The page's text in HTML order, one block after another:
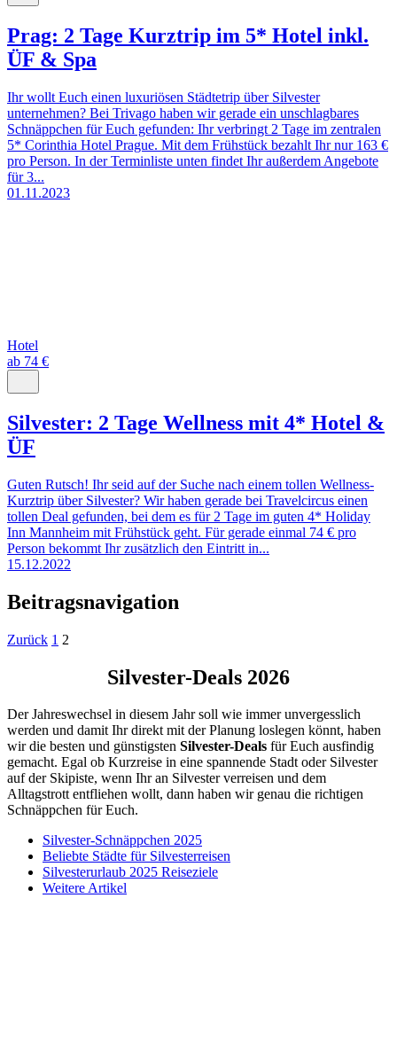
Prag: 2 Tage Kurztrip im 5* Hotel inkl.
ÜF & Spa
Ihr wollt Euch einen luxuriösen Städtetrip über Silvester
unternehmen? Bei Trivago haben wir gerade ein unschlagbares
Schnäppchen für Euch gefunden: Ihr verbringt 2 Tage im zentralen
5* Corinthia Hotel Prague. Mit dem Frühstück bezahlt Ihr nur 163 €
pro Person. In der Terminliste unten findet Ihr außerdem Angebote
für 3...
01.11.2023
Hotel
ab 74 €
Silvester: 2 Tage Wellness mit 4* Hotel &
ÜF
Guten Rutsch! Ihr seid auf der Suche nach einem tollen Wellness-
Kurztrip über Silvester? Wir haben gerade bei Travelcircus einen
tollen Deal gefunden, bei dem es für 2 Tage im guten 4* Holiday
Inn Mannheim mit Frühstück geht. Für gerade einmal 74 € pro
Person bekommt Ihr zusätzlich den Eintritt in...
15.12.2022
Beitragsnavigation
Zurück 1 2
Silvester-Deals 2026
Der Jahreswechsel in diesem Jahr soll wie immer unvergesslich
werden und damit Ihr direkt mit der Planung loslegen könnt, haben
wir die besten und günstigsten Silvester-Deals für Euch ausfindig
gemacht. Egal ob Kurzreise in eine spannende Stadt oder Silvester
auf der Skipiste, wenn Ihr an Silvester verreisen und dem
Alltagstrott entfliehen wollt, dann haben wir genau die richtigen
Schnäppchen für Euch.
Silvester-Schnäppchen 2025
Beliebte Städte für Silvesterreisen
Silvesterurlaub 2025 Reiseziele
Weitere Artikel